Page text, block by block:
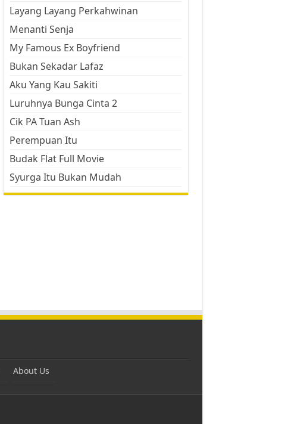
Layang Layang Perkahwinan
Menanti Senja
My Famous Ex Boyfriend
Bukan Sekadar Lafaz
Aku Yang Kau Sakiti
Luruhnya Bunga Cinta 2
Cik PA Tuan Ash
Perempuan Itu
Budak Flat Full Movie
Syurga Itu Bukan Mudah
About Us